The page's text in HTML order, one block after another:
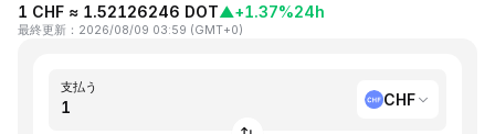
1 CHF ≈ 1.52126246 DOT▲+1.37%24h
最終更新 ： 2026/08/09 03:59 (GMT+0)
支払う
CHF